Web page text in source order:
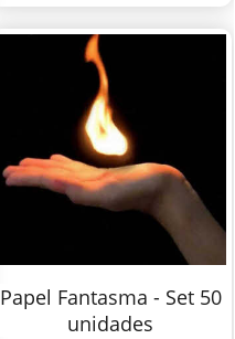
Papel Fantasma - Set 50
unidades